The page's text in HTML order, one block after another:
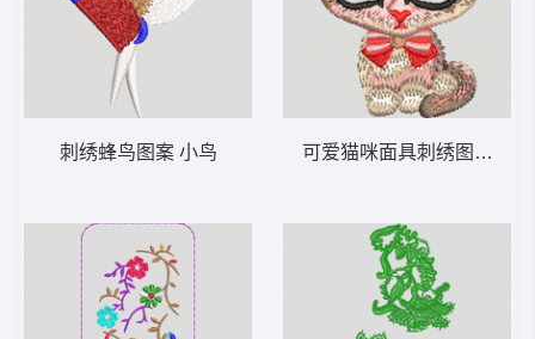
刺绣蜂鸟图案 小鸟 可爱猫咪面具刺绣图案 小猫